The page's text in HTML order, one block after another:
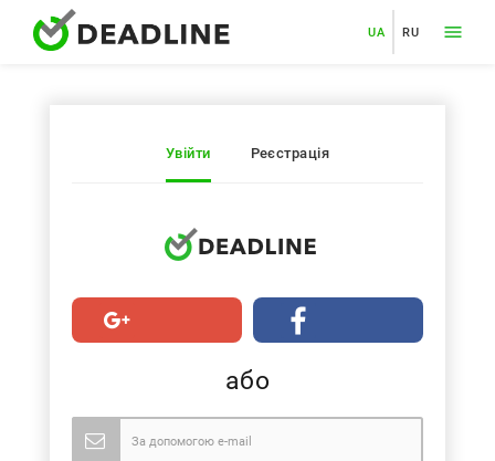
UA RU
Увійти Реєстрація
або